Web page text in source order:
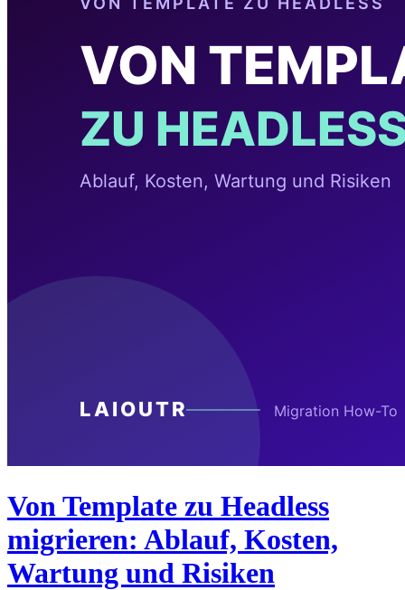
Von Template zu Headless
migrieren: Ablauf, Kosten,
Wartung und Risiken